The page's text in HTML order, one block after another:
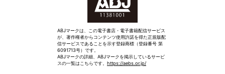
ABJマークは、この電子書店・電子書籍配信サービス
が、著作権者からコンテンツ使用許諾を得た正規版配
信サービスであることを示す登録商標（登録番号 第
6091713号）です。
ABJマークの詳細、ABJマークを掲示しているサービ
スの一覧はこちらです。 https://aebs.or.jp/